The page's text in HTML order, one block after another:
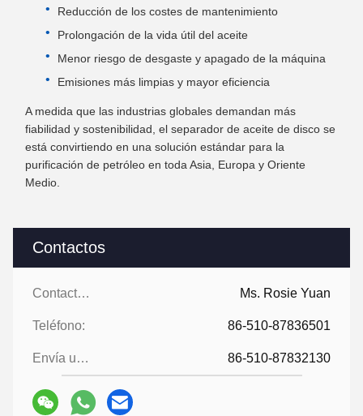
Contactos
Contactos: Ms. Rosie Yuan
Teléfono: 86-510-87836501
Envía un fax.: 86-510-87832130
Reducción de los costes de mantenimiento
Prolongación de la vida útil del aceite
Menor riesgo de desgaste y apagado de la máquina
Emisiones más limpias y mayor eficiencia
A medida que las industrias globales demandan más
fiabilidad y sostenibilidad, el separador de aceite de disco se
está convirtiendo en una solución estándar para la
purificación de petróleo en toda Asia, Europa y Oriente
Medio.